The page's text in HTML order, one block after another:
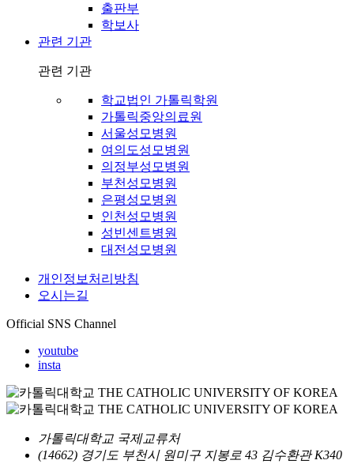
출판부
학보사
관련 기관
관련 기관
학교법인 가톨릭학원
가톨릭중앙의료원
서울성모병원
여의도성모병원
의정부성모병원
부천성모병원
은평성모병원
인천성모병원
성빈센트병원
대전성모병원
개인정보처리방침
오시는길
Official SNS Channel
youtube
insta
가톨릭대학교 국제교류처
(14662) 경기도 부천시 원미구 지봉로 43 김수환관 K340